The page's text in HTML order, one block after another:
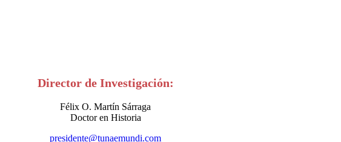
Director de Investigación:
Félix O. Martín Sárraga
Doctor en Historia
presidente@tunaemundi.com